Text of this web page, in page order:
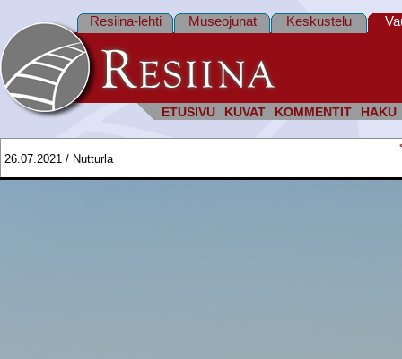
ETUSIVU KUVAT KOMMENTIT HAKU
Resiina-lehti Museojunat Keskustelu
26.07.2021 / Nutturla